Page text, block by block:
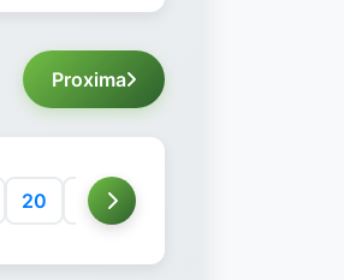
Proxima
20 21 22